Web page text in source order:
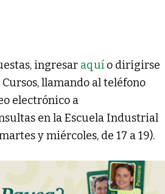
ingresar aquí o dirigirse
llamando al teléfono
electrónico a
en la Escuela Industrial
y miércoles, de 17 a 19).